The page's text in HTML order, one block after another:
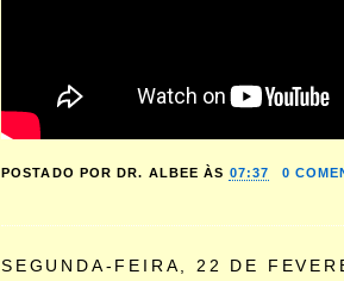
POSTADO PORDR. ALBEE ÀS 07:37 0
SEGUNDA-FEIRA, 22 DE